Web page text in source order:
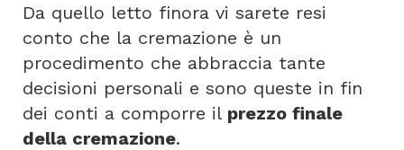
Da quello letto finora vi sarete resi
conto che la cremazione è un
procedimento che abbraccia tante
decisioni personali e sono queste in fin
dei conti a comporre il prezzo finale
della cremazione.